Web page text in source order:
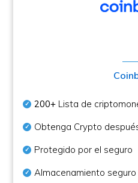
200+ Lista de
Obtenga Crypto
Protegido por el seguro
Almacenamiento